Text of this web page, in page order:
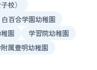
校）
白百合学園幼稚園
園
学習院幼稚園
属豊明幼稚園